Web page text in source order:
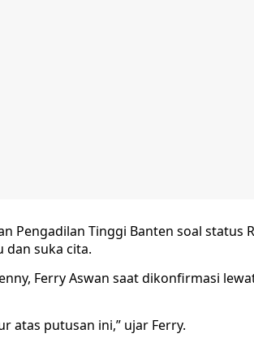
Pengadilan Tinggi Banten soal status
dan suka cita.
Ferry Aswan saat dikonfirmasi
atas putusan ini,” ujar Ferry.